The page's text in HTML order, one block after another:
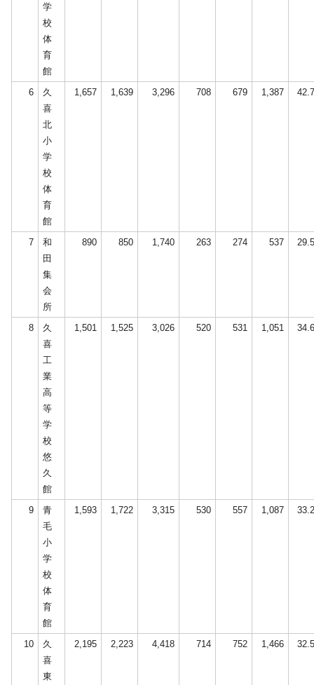
学
校
体
育
館
6
久
喜
北
小
学
校
体
育
館
1,657 1,639 3,296 708 679 1,387
7
和
田
集
会
所
890 850 1,740 263 274 537
8
久
喜
工
業
高
等
学
校
悠
久
館
1,501 1,525 3,026 520 531 1,051
9
青
毛
小
学
校
体
育
館
1,593 1,722 3,315 530 557 1,087
10
久
喜
東
2,195 2,223 4,418 714 752 1,466